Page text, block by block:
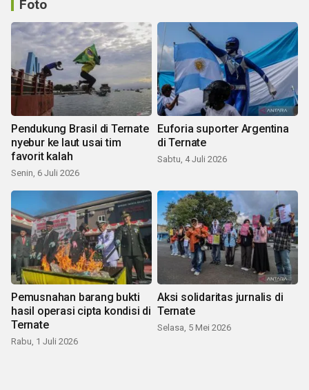
Foto
Pendukung Brasil di Ternate
nyebur ke laut usai tim
favorit kalah
Senin, 6 Juli 2026
Euforia suporter Argentina
di Ternate
Sabtu, 4 Juli 2026
Pemusnahan barang bukti
hasil operasi cipta kondisi di
Ternate
Rabu, 1 Juli 2026
Aksi solidaritas jurnalis di
Ternate
Selasa, 5 Mei 2026